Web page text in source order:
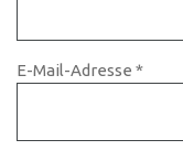
E-Mail-Adresse *